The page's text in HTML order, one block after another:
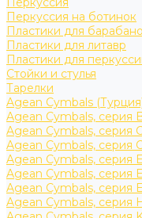
Перкуссия на ботинок
Пластики для
Пластики для литавр
Пластики для
Стойки и стулья
Тарелки
Agean Cymbals
Agean Cymbals, серия
Agean Cymbals, серия
Agean Cymbals, серия
Agean Cymbals, серия
Agean Cymbals, серия
Agean Cymbals, серия
Agean Cymbals, серия